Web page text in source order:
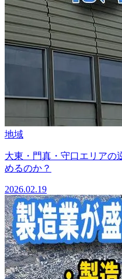
地域
大東・門真・守口エリアの
めるのか？
2026.02.19